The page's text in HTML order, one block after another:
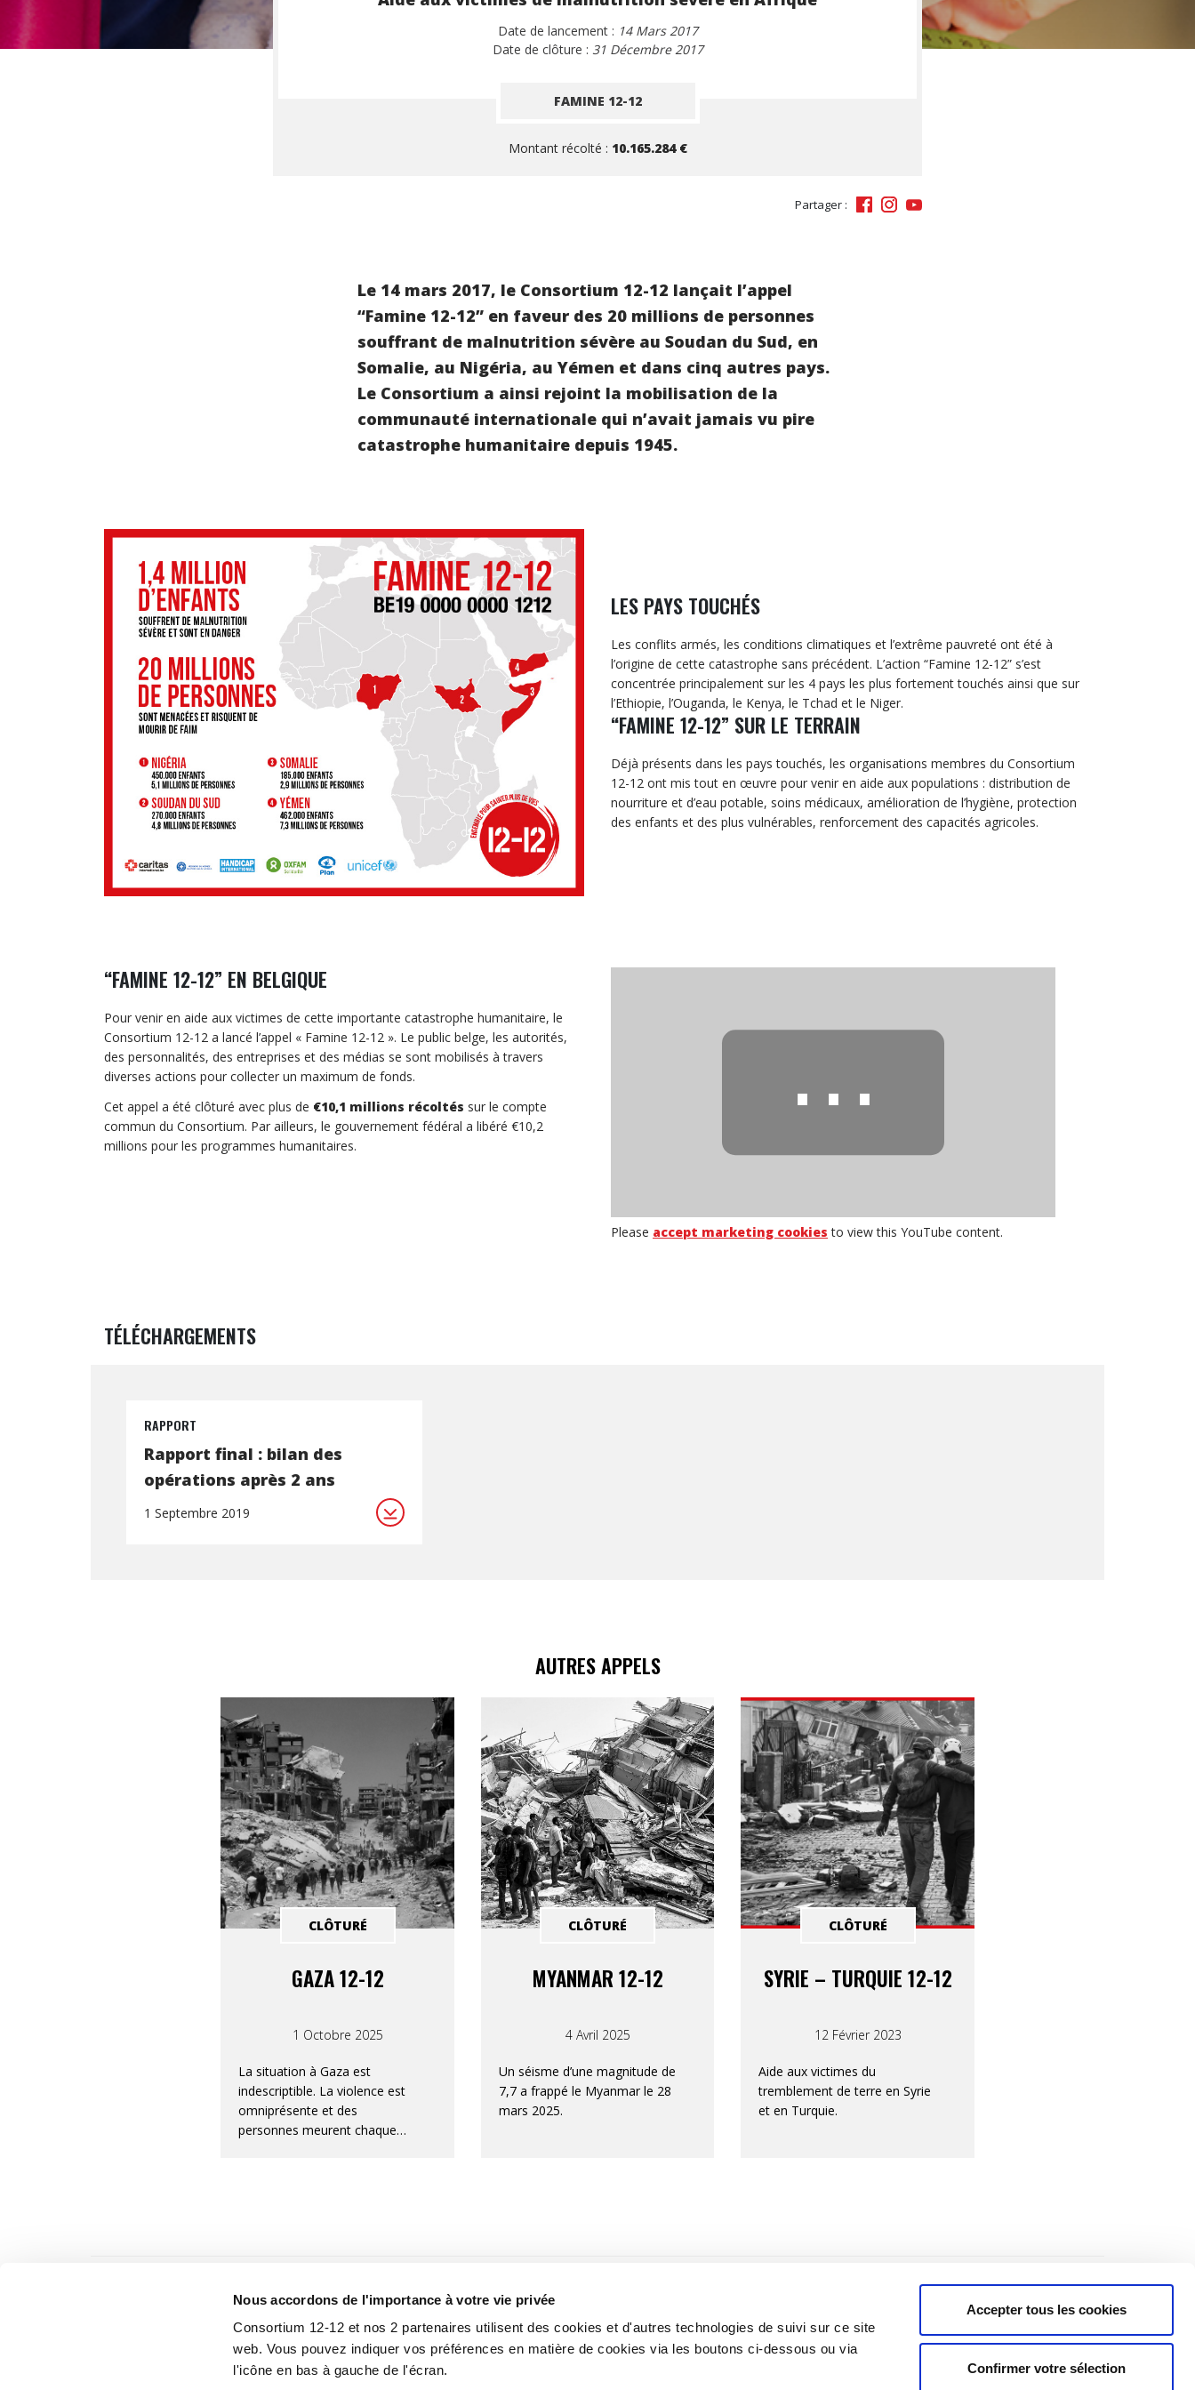
Nous accordons de l'importance à votre vie privée
Consortium 12-12 et nos 2 partenaires utilisent des cookies et d'autres technologies de suivi sur ce site
web. Vous pouvez indiquer vos préférences en matière de cookies via les boutons ci-dessous ou via
l'icône en bas à gauche de l'écran.
Accepter tous les cookies
Confirmer votre sélection
Date de lancement : 14 Mars 2017
Date de clôture : 31 Décembre 2017
FAMINE 12-12
Montant récolté : 10.165.284 €
Partager :
Le 14 mars 2017, le Consortium 12-12 lançait l’appel
“Famine 12-12” en faveur des 20 millions de personnes
souffrant de malnutrition sévère au Soudan du Sud, en
Somalie, au Nigéria, au Yémen et dans cinq autres pays.
Le Consortium a ainsi rejoint la mobilisation de la
communauté internationale qui n’avait jamais vu pire
catastrophe humanitaire depuis 1945.
LES PAYS TOUCHÉS
Les conflits armés, les conditions climatiques et l’extrême pauvreté ont été à
l’origine de cette catastrophe sans précédent. L’action “Famine 12-12” s’est
concentrée principalement sur les 4 pays les plus fortement touchés ainsi que sur
l’Ethiopie, l’Ouganda, le Kenya, le Tchad et le Niger.
“FAMINE 12-12” SUR LE TERRAIN
Déjà présents dans les pays touchés, les organisations membres du Consortium
12-12 ont mis tout en œuvre pour venir en aide aux populations : distribution de
nourriture et d’eau potable, soins médicaux, amélioration de l’hygiène, protection
des enfants et des plus vulnérables, renforcement des capacités agricoles.
“FAMINE 12-12” EN BELGIQUE
Pour venir en aide aux victimes de cette importante catastrophe humanitaire, le
Consortium 12-12 a lancé l’appel « Famine 12-12 ». Le public belge, les autorités,
des personnalités, des entreprises et des médias se sont mobilisés à travers
diverses actions pour collecter un maximum de fonds.
Cet appel a été clôturé avec plus de €10,1 millions récoltés sur le compte
commun du Consortium. Par ailleurs, le gouvernement fédéral a libéré €10,2
millions pour les programmes humanitaires.
⋯
Please accept marketing cookies to view this YouTube content.
TÉLÉCHARGEMENTS
RAPPORT
Rapport final : bilan des
opérations après 2 ans
1 Septembre 2019
AUTRES APPELS
GAZA 12-12
1 Octobre 2025
La situation à Gaza est
indescriptible. La violence est
omniprésente et des
personnes meurent chaque
Monde, Oxfam Belgique et
Plan International – s’unissent
pour lancer un appel urgent :
aidez la population à Gaza, dès
CLÔTURÉ
MYANMAR 12-12
4 Avril 2025
Un séisme d’une magnitude de
7,7 a frappé le Myanmar le 28
mars 2025.
CLÔTURÉ
SYRIE – TURQUIE 12-12
12 Février 2023
Aide aux victimes du
tremblement de terre en Syrie
et en Turquie.
CLÔTURÉ